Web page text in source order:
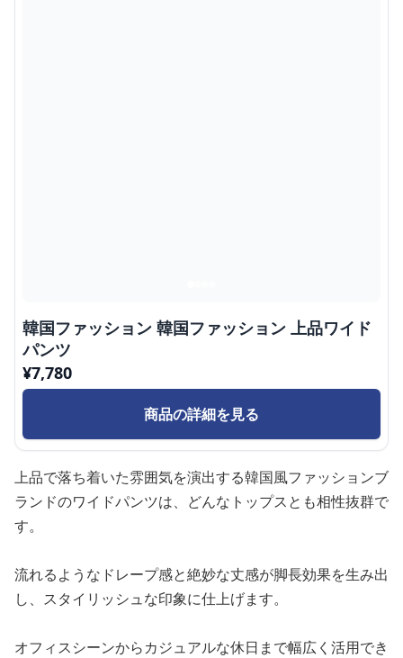
韓国ファッション 韓国ファッション 上品ワイド
パンツ
¥7,780
商品の詳細を見る
上品で落ち着いた雰囲気を演出する韓国風ファッションブ
ランドのワイドパンツは、どんなトップスとも相性抜群で
す。
流れるようなドレープ感と絶妙な丈感が脚長効果を生み出
し、スタイリッシュな印象に仕上げます。
オフィスシーンからカジュアルな休日まで幅広く活用でき